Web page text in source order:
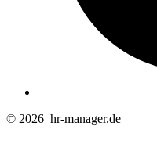
© 2026 hr-manager.de